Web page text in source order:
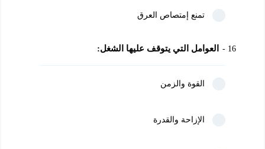
تمنع إمتصاص العرق
16 العوامل التي يتوقف عليها الشغل:
القوة والزمن
الإزاحة والقدرة